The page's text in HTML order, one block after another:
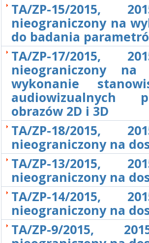
TA/ZP-15/2015,
nieograniczony na
do badania
TA/ZP-17/2015,
nieograniczony
wykonanie
audiowizualnych
obrazów 2D i 3D
TA/ZP-18/2015,
nieograniczony na
TA/ZP-13/2015,
nieograniczony na
TA/ZP-14/2015,
nieograniczony na
TA/ZP-9/2015,